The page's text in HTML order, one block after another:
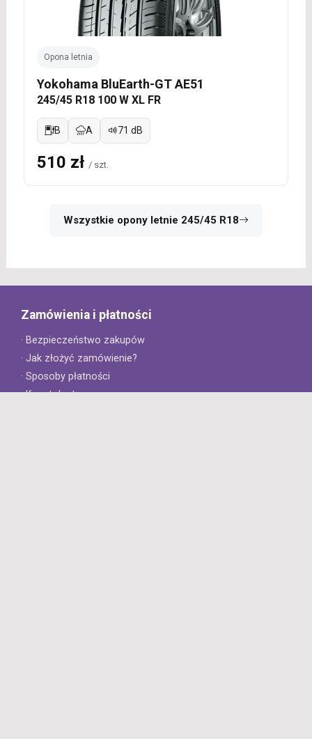
Opona letnia
Yokohama BluEarth-GT AE51
245/45 R18 100 W XL FR
B A 71 dB
510 zł / szt.
Wszystkie opony letnie 245/45 R18
Zamówienia i płatności
· Bezpieczeństwo zakupów
· Jak złożyć zamówienie?
· Sposoby płatności
· Koszt dostawy